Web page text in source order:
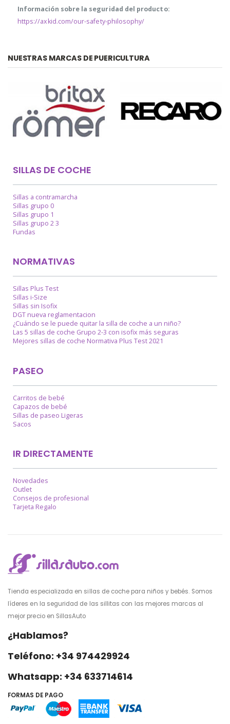
Información sobre la seguridad del producto:
https://axkid.com/our-safety-philosophy/
NUESTRAS MARCAS DE PUERICULTURA
SILLAS DE COCHE
Sillas a contramarcha
Sillas grupo 0
Sillas grupo 1
Sillas grupo 2 3
Fundas
NORMATIVAS
Sillas Plus Test
Sillas i-Size
Sillas sin Isofix
DGT nueva reglamentacion
¿Cuándo se le puede quitar la silla de coche a un niño?
Las 5 sillas de coche Grupo 2-3 con isofix más seguras
Mejores sillas de coche Normativa Plus Test 2021
PASEO
Carritos de bebé
Capazos de bebé
Sillas de paseo Ligeras
Sacos
IR DIRECTAMENTE
Novedades
Outlet
Consejos de profesional
Tarjeta Regalo
Tienda especializada en sillas de coche para niños y bebés. Somos
líderes en la seguridad de las sillitas con las mejores marcas al
mejor precio en SillasAuto
¿Hablamos?
Teléfono: +34 974429924
Whatsapp: +34 633714614
FORMAS DE PAGO